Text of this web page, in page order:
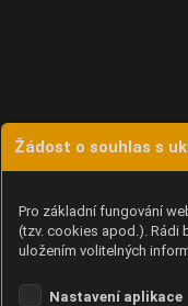
Žádost o souhlas s
Pro základní fungování
(tzv. cookies apod.). Rádi
uložením volitelných
Nastavení aplikace